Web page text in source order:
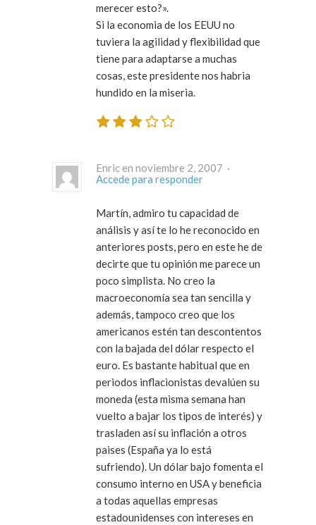
merecer esto?».
Si la economia de los EEUU no
tuviera la agilidad y flexibilidad que
tiene para adaptarse a muchas
cosas, este presidente nos habria
hundido en la miseria.
Enric en noviembre 2, 2007 ·
Accede para responder
Martín, admiro tu capacidad de
análisis y así te lo he reconocido en
anteriores posts, pero en este he de
decirte que tu opinión me parece un
poco simplista. No creo la
macroeconomía sea tan sencilla y
además, tampoco creo que los
americanos estén tan descontentos
con la bajada del dólar respecto el
euro. Es bastante habitual que en
periodos inflacionistas devalúen su
moneda (esta misma semana han
vuelto a bajar los tipos de interés) y
trasladen así su inflación a otros
paises (España ya lo está
sufriendo). Un dólar bajo fomenta el
consumo interno en USA y beneficia
a todas aquellas empresas
estadounidenses con intereses en